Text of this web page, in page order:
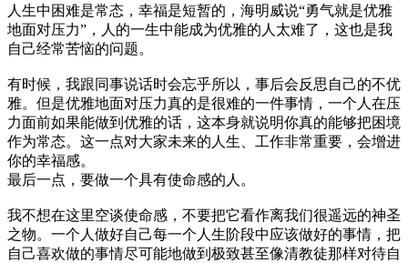
人生中困难是常态，幸福是短暂的，海明威说“勇气就是优雅
地面对压力”，人的一生中能成为优雅的人太难了，这也是我
自己经常苦恼的问题。
有时候，我跟同事说话时会忘乎所以，事后会反思自己的不优
雅。但是优雅地面对压力真的是很难的一件事情，一个人在压
力面前如果能做到优雅的话，这本身就说明你真的能够把困境
作为常态。这一点对大家未来的人生、工作非常重要，会增进
你的幸福感。
最后一点，要做一个具有使命感的人。
我不想在这里空谈使命感，不要把它看作离我们很遥远的神圣
之物。一个人做好自己每一个人生阶段中应该做好的事情，把
自己喜欢做的事情尽可能地做到极致甚至像清教徒那样对待自